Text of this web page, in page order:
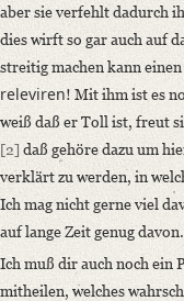
aber sie verfehlt dadurch
dies wirft so gar auch auf
streitig machen kann einen
releviren! Mit ihm ist es
weiß daß er Toll ist, freut
[2] daß gehöre dazu um
verklärt zu werden, in
Ich mag nicht gerne viel
auf lange Zeit genug davon.
Ich muß dir auch noch ein
mitheilen, welches